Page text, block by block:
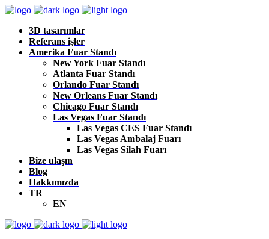
3D tasarımlar
Referans işler
Amerika Fuar Standı
New York Fuar Standı
Atlanta Fuar Standı
Orlando Fuar Standı
New Orleans Fuar Standı
Chicago Fuar Standı
Las Vegas Fuar Standı
Las Vegas CES Fuar Standı
Las Vegas Ambalaj Fuarı
Las Vegas Silah Fuarı
Bize ulaşın
Blog
Hakkımızda
TR
EN